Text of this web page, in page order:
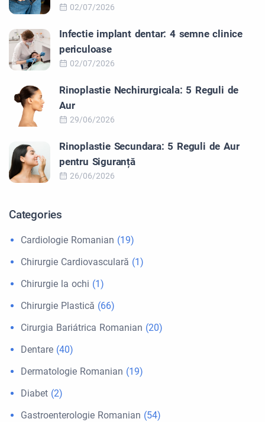
02/07/2026
Infectie implant dentar: 4 semne clinice
periculoase
02/07/2026
Rinoplastie Nechirurgicala: 5 Reguli de
Aur
29/06/2026
Rinoplastie Secundara: 5 Reguli de Aur
pentru Siguranță
26/06/2026
Categories
Cardiologie Romanian (19)
Chirurgie Cardiovasculară (1)
Chirurgie la ochi (1)
Chirurgie Plastică (66)
Cirurgia Bariátrica Romanian (20)
Dentare (40)
Dermatologie Romanian (19)
Diabet (2)
Gastroenterologie Romanian (54)